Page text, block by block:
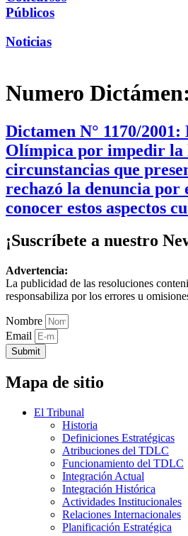
Públicos
Noticias
Numero Dictámen:
Dictamen N° 1170/
Olímpica por impedir la
circunstancias que
rechazó la denuncia
conocer estos aspectos
¡Suscríbete a nuestro
Advertencia:
La publicidad de las resoluciones
responsabiliza por los errores u
Nombre
Email
Submit
Mapa de sitio
El Tribunal
Historia
Definiciones Estratégicas
Atribuciones del TDLC
Funcionamiento del TDLC
Integración Actual
Integración Histórica
Actividades Institucionales
Relaciones Internacionales
Planificación Estratégica